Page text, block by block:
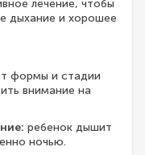
лечение, чтобы
дыхание и хорошее
формы и стадии
внимание на
ребенок дышит
ночью.